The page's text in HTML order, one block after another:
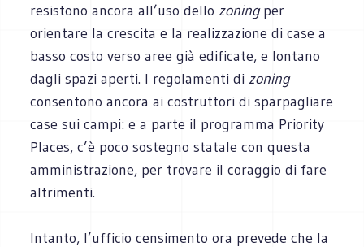
resistono ancora all’uso dello zoningper
orientare la crescita e la realizzazione di case a
basso costo verso aree già edificate, e lontano
dagli spazi aperti. I regolamenti di zoning
consentono ancora ai costruttori di sparpagliare
case sui campi: e a parte il programma Priority
Places, c’è poco sostegno statale con questa
amministrazione, per trovare il coraggio di fare
altrimenti.
Intanto, l’ufficio censimento ora prevede che la